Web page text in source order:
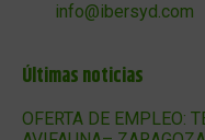
info@ibersyd.com
Últimas noticias
OFERTA DE EMPLEO: